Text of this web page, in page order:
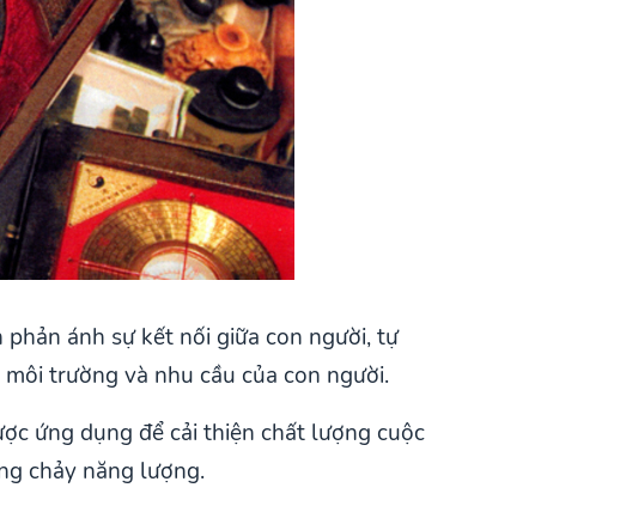
ánh sự kết nối giữa con người, tự
trường và nhu cầu của con người.
ứng dụng để cải thiện chất lượng cuộc
chảy năng lượng.